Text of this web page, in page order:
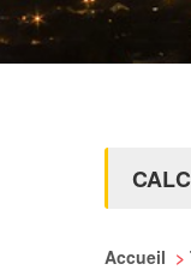
Accueil >